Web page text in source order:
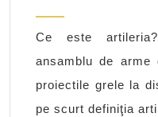
Ce este
ansamblu de
proiectile grele la
pe scurt definiţia